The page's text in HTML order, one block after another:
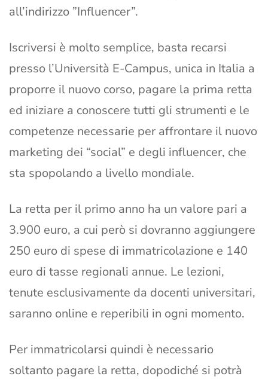
all’indirizzo ”Influencer”.
Iscriversi è molto semplice, basta recarsi
presso l’Università E-Campus, unica in Italia a
proporre il nuovo corso, pagare la prima retta
ed iniziare a conoscere tutti gli strumenti e le
competenze necessarie per affrontare il nuovo
marketing dei “social” e degli influencer, che
sta spopolando a livello mondiale.
La retta per il primo anno ha un valore pari a
3.900 euro, a cui però si dovranno aggiungere
250 euro di spese di immatricolazione e 140
euro di tasse regionali annue. Le lezioni,
tenute esclusivamente da docenti universitari,
saranno online e reperibili in ogni momento.
Per immatricolarsi quindi è necessario
soltanto pagare la retta, dopodiché si potrà